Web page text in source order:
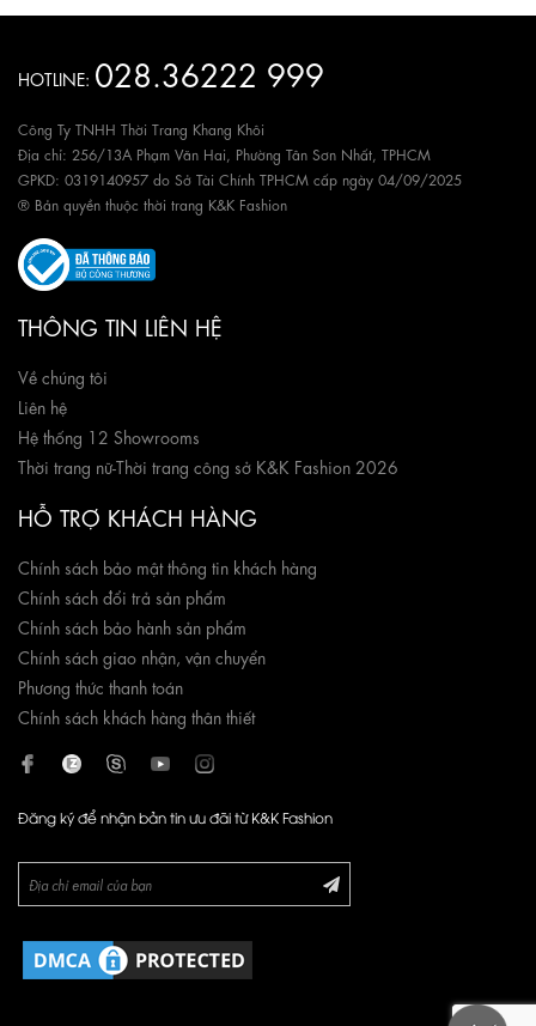
HOTLINE: 028.36222 999
Công Ty TNHH Thời Trang Khang Khôi
Địa chỉ: 256/13A Phạm Văn Hai, Phường Tân Sơn Nhất, TPHCM
GPKD: 0319140957 do Sở Tài Chính TPHCM cấp ngày 04/09/2025
® Bản quyền thuộc thời trang K&K Fashion
THÔNG TIN LIÊN HỆ
Về chúng tôi
Liên hệ
Hệ thống 12 Showrooms
Thời trang nữ-Thời trang công sở K&K Fashion 2026
HỖ TRỢ KHÁCH HÀNG
Chính sách bảo mật thông tin khách hàng
Chính sách đổi trả sản phẩm
Chính sách bảo hành sản phẩm
Chính sách giao nhận, vận chuyển
Phương thức thanh toán
Chính sách khách hàng thân thiết
Đăng ký để nhận bản tin ưu đãi từ K&K Fashion